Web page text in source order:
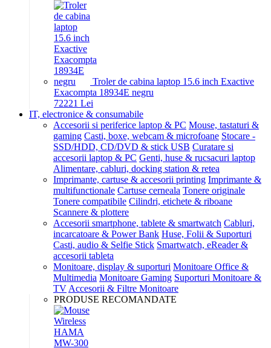
Troler de cabina laptop 15.6 inch Exactive
Exacompta 18934E negru
72221 Lei
IT, electronice & consumabile
Accesorii si periferice laptop & PC Mouse, tastaturi &
gaming Casti, boxe, webcam & microfoane Stocare -
SSD/HDD, CD/DVD & stick USB Curatare si
accesorii laptop & PC Genti, huse & rucsacuri laptop
Alimentare, cabluri, docking station & retea
Imprimante, cartuse & accesorii printing Imprimante &
multifunctionale Cartuse cerneala Tonere originale
Tonere compatibile Cilindri, etichete & riboane
Scannere & plottere
Accesorii smartphone, tablete & smartwatch Cabluri,
incarcatoare & Power Bank Huse, Folii & Suporturi
Casti, audio & Selfie Stick Smartwatch, eReader &
accesorii tableta
Monitoare, display & suporturi Monitoare Office &
Multimedia Monitoare Gaming Suporturi Monitoare &
TV Accesorii & Filtre Monitoare
PRODUSE RECOMANDATE